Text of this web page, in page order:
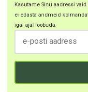
Kasutame Sinu aadressi
ei edasta andmeid
igal ajal loobuda.